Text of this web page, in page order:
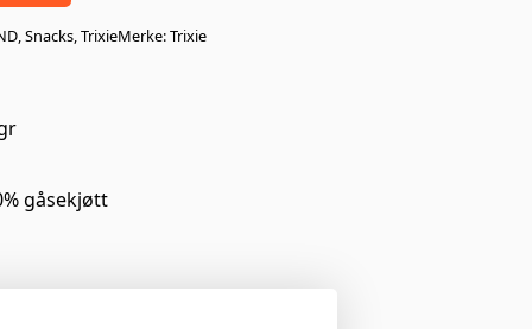
,Snacks,TrixieMerke:Trixie
gåsekjøtt